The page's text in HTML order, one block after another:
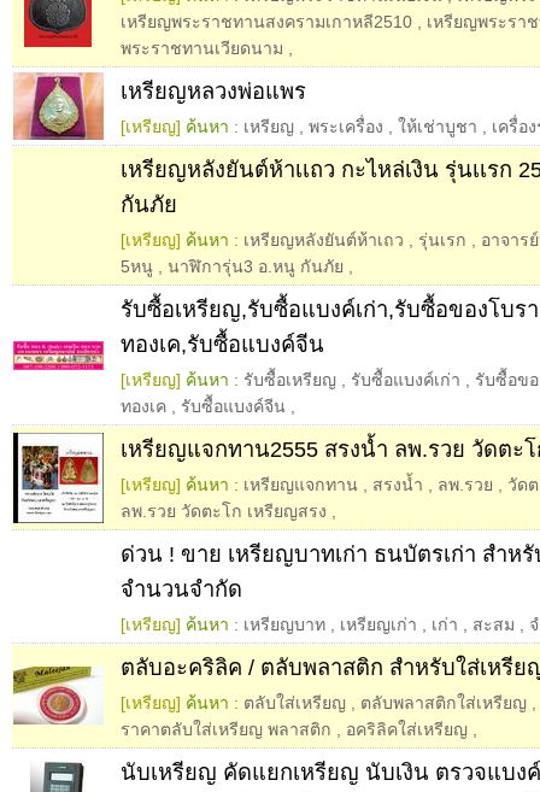
เหรียญพระราชทานสงครามเกาหลี2510
เหรียญพระรา
พระราชทานเวียดนาม
เหรียญหลวงพ่อแพร
[เหรียญ] ค้นหา : เหรียญ พระเครื่อง ให้เช่าบูชา เครื่อ
เหรียญหลังยันต์ห้าเเถว กะไหล่เงิน รุ่นเเรก
กันภัย
[เหรียญ] ค้นหา : เหรียญหลังยันต์ห้าเถว รุ่นเรก
อาจาร
5หนู
นาฬิการุ่น3 อ.หนู กันภัย
รับซื้อเหรียญ,รับซื้อแบงค์เก่า,รับซื้อของโบร
ทองเค,รับซื้อแบงค์จีน
[เหรียญ] ค้นหา : รับซื้อเหรียญ รับซื้อแบงค์เก่า
รับซื้อข
ทองเค
รับซื้อแบงค์จีน
เหรียญแจกทาน2555 สรงน้ำ ลพ.รวย วัดตะ
[เหรียญ] ค้นหา : เหรียญแจกทาน สรงน้ำ ลพ.รวย
วัด
ลพ.รวย วัดตะโก เหรียญสรง
ด่วน ! ขาย เหรียญบาทเก่า ธนบัตรเก่า สำห
จำนวนจำกัด
[เหรียญ] ค้นหา : เหรียญบาท เหรียญเก่า เก่า สะสม
ตลับอะคริลิค / ตลับพลาสติก สำหรับใส่เหรี
[เหรียญ] ค้นหา : ตลับใส่เหรียญ ตลับพลาสติกใส่เหรียญ
ราคาตลับใส่เหรียญ พลาสติก
อคริลิคใส่เหรียญ
นับเหรียญ คัดแยกเหรียญ นับเงิน ตรวจแบง